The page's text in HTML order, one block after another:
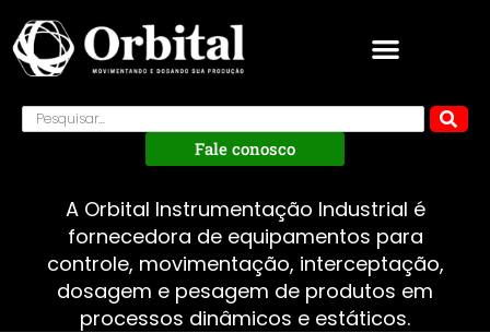
Fale conosco
A Orbital Instrumentação Industrial é
fornecedora de equipamentos para
controle, movimentação, interceptação,
dosagem e pesagem de produtos em
processos dinâmicos e estáticos.